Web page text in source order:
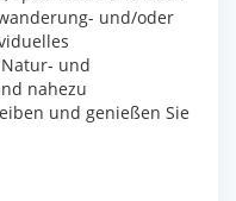
und/oder
und
nahezu
und genießen Sie